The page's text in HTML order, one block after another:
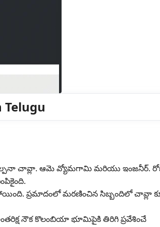
చావ్లా. ఆమె వ్యోమగామి మరియు ఇంజనీర్.
ప్రమాదంలో మరణించిన సిబ్బందిలో చావ్లా
నౌక కొలంబియా భూమిపైకి తిరిగి ప్రవేశించే